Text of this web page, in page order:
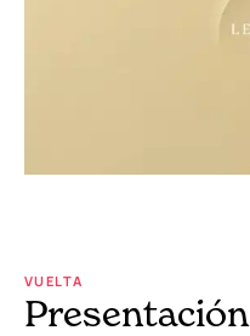
VUELTA
Presentación